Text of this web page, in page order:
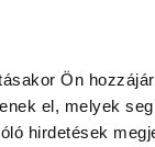
Ön
el, melyek
hirdetések
Professional